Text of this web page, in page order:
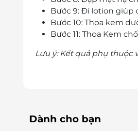
Bước 9: Đi lotion giúp
Bước 10: Thoa kem
Bước 11: Thoa Kem
Lưu ý: Kết quả phụ thuộc
Cấp ẩm kịp thời, giúp
"Juvenile Skin"
Dành cho bạn